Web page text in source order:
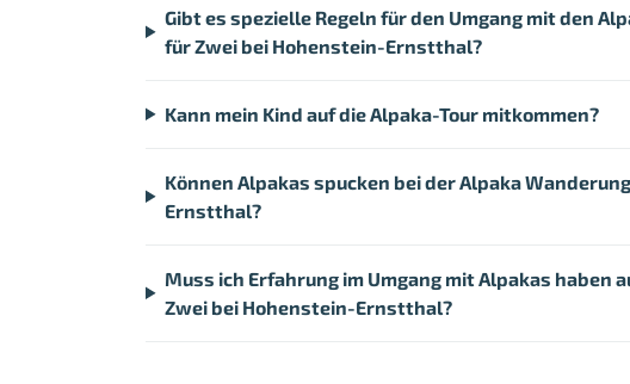
Gibt es spezielle Regeln für den Umgang mit den
für Zwei bei Hohenstein-Ernstthal?
Kann mein Kind auf die Alpaka-Tour mitkommen?
Können Alpakas spucken bei der Alpaka
Ernstthal?
Muss ich Erfahrung im Umgang mit Alpakas haben
Zwei bei Hohenstein-Ernstthal?